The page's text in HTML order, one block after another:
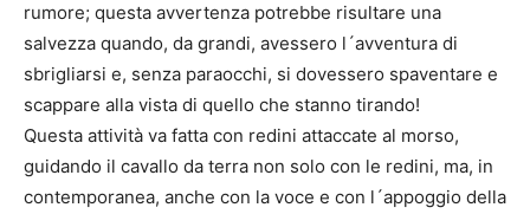
rumore; questa avvertenza potrebbe risultare una
salvezza quando, da grandi, avessero l´avventura di
sbrigliarsi e, senza paraocchi, si dovessero spaventare e
scappare alla vista di quello che stanno tirando!
Questa attività va fatta con redini attaccate al morso,
guidando il cavallo da terra non solo con le redini, ma, in
contemporanea, anche con la voce e con l´appoggio della